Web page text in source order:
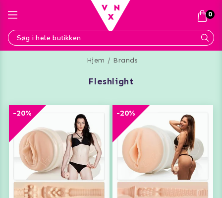
Hjem Brands
fleshlight
-20% -20%
0